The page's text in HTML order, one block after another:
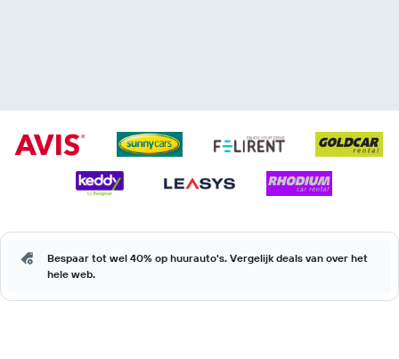
Bespaar tot wel 40% op huurauto's. Vergelijk deals van over het
hele web.